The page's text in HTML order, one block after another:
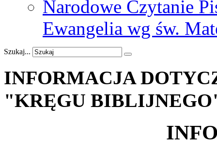
Narodowe Czytanie
Ewangelia wg św.
Szukaj...
INFORMACJA
"KRĘGU